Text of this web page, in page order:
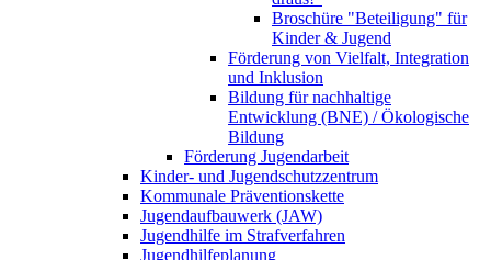
Broschüre "Beteiligung" für
Kinder & Jugend
Förderung von Vielfalt, Integration
und Inklusion
Bildung für nachhaltige
Entwicklung (BNE) / Ökologische
Bildung
Förderung Jugendarbeit
Kinder- und Jugendschutzzentrum
Kommunale Präventionskette
Jugendaufbauwerk (JAW)
Jugendhilfe im Strafverfahren
Jugendhilfeplanung